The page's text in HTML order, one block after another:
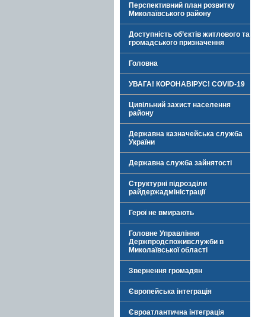
Перспективний план розвитку
Миколаївського району
Доступність об’єктів житлового та
громадського призначення
Головна
УВАГА! КОРОНАВІРУС! COVID-19
Цивільний захист населення
району
Державна казначейська служба
України
Державна служба зайнятості
Структурні підрозділи
райдержадміністрації
Герої не вмирають
Головне Управління
Держпродспоживслужби в
Миколаївської області
Звернення громадян
Європейська інтеграція
Євроатлантична інтеграція